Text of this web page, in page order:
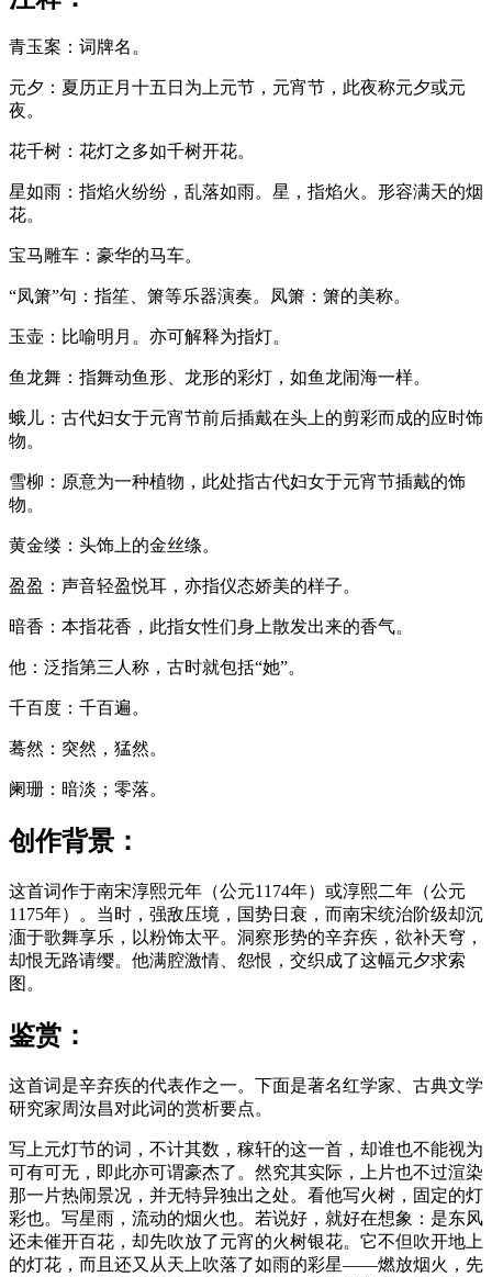
青玉案：词牌名。
元夕：夏历正月十五日为上元节，元宵节，此夜称元夕或元
夜。
花千树：花灯之多如千树开花。
星如雨：指焰火纷纷，乱落如雨。星，指焰火。形容满天的烟
花。
宝马雕车：豪华的马车。
“凤箫”句：指笙、箫等乐器演奏。凤箫：箫的美称。
玉壶：比喻明月。亦可解释为指灯。
鱼龙舞：指舞动鱼形、龙形的彩灯，如鱼龙闹海一样。
蛾儿：古代妇女于元宵节前后插戴在头上的剪彩而成的应时饰
物。
雪柳：原意为一种植物，此处指古代妇女于元宵节插戴的饰
物。
黄金缕：头饰上的金丝绦。
盈盈：声音轻盈悦耳，亦指仪态娇美的样子。
暗香：本指花香，此指女性们身上散发出来的香气。
他：泛指第三人称，古时就包括“她”。
千百度：千百遍。
蓦然：突然，猛然。
阑珊：暗淡；零落。
创作背景：
这首词作于南宋淳熙元年（公元1174年）或淳熙二年（公元
1175年）。当时，强敌压境，国势日衰，而南宋统治阶级却沉
湎于歌舞享乐，以粉饰太平。洞察形势的辛弃疾，欲补天穹，
却恨无路请缨。他满腔激情、怨恨，交织成了这幅元夕求索
图。
鉴赏：
这首词是辛弃疾的代表作之一。下面是著名红学家、古典文学
研究家周汝昌对此词的赏析要点。
写上元灯节的词，不计其数，稼轩的这一首，却谁也不能视为
可有可无，即此亦可谓豪杰了。然究其实际，上片也不过渲染
那一片热闹景况，并无特异独出之处。看他写火树，固定的灯
彩也。写星雨，流动的烟火也。若说好，就好在想象：是东风
还未催开百花，却先吹放了元宵的火树银花。它不但吹开地上
的灯花，而且还又从天上吹落了如雨的彩星——燃放烟火，先